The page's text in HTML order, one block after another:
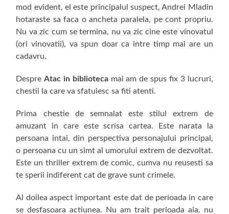
mod evident, el este principalul suspect, Andrei Mladin
hotaraste sa faca o ancheta paralela, pe cont propriu.
Nu va zic cum se termina, nu va zic cine este vinovatul
(ori vinovatii), va spun doar ca intre timp mai are un
cadavru.
DespreAtac in bibliotecamai am de spus fix 3 lucruri,
chestii la care va sfatuiesc sa fiti atenti.
Prima chestie de semnalat este stilul extrem de
amuzant in care este scrisa cartea. Este narata la
persoana intai, din perspectiva personajului principal,
o persoana cu un simt al umorului extrem de dezvoltat.
Este un thriller extrem de comic, cumva nu reusesti sa
te sperii indiferent cat de grave sunt crimele.
Al doilea aspect important este dat de perioada in care
se desfasoara actiunea. Nu am trait perioada aia, nu